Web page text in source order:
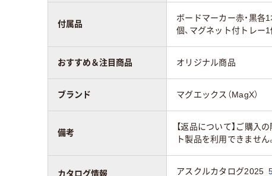
付属品
ボードマーカー赤・黒各
個、マグネット付トレー1
おすすめ＆注目商品 オリジナル商品
ブランド マグエックス（MagX）
備考
【返品について】ご購入
ト製品を利用できません。
カタログ情報 アスクルカタログ2025